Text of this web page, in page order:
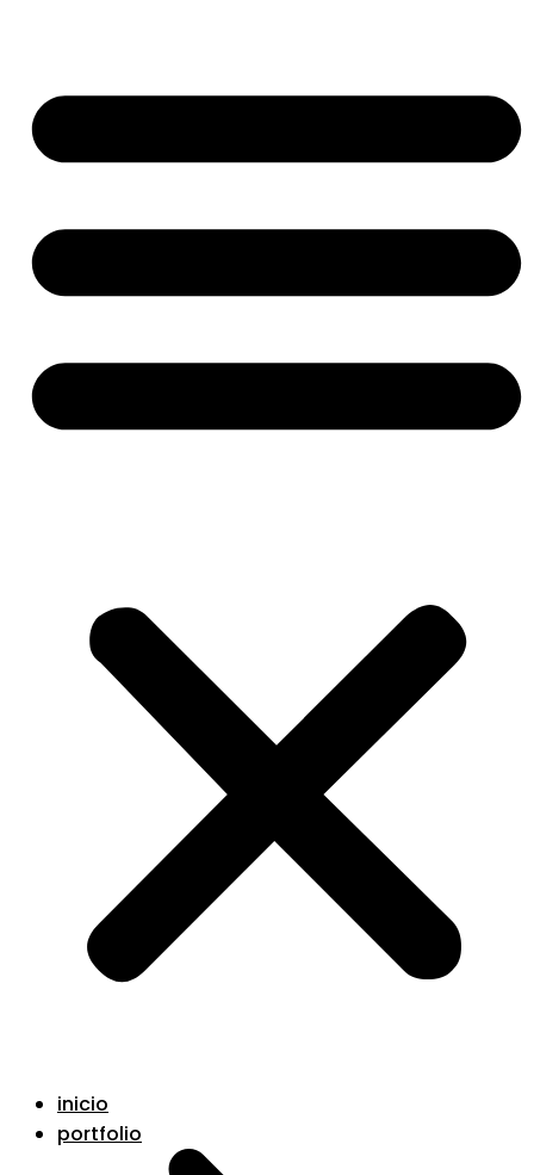
inicio
portfolio